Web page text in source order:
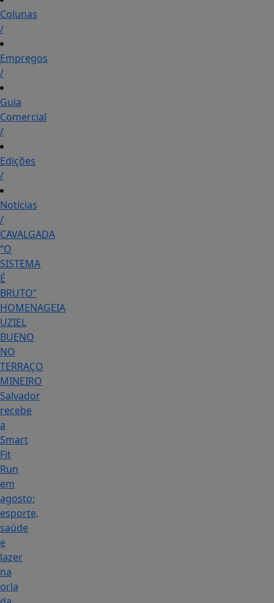
Colunas
/
Empregos
/
Guia
Comercial
/
Edições
/
Notícias
/
CAVALGADA
“O
SISTEMA
É
BRUTO”
HOMENAGEIA
UZIEL
BUENO
NO
TERRAÇO
MINEIRO
Salvador
recebe
a
Smart
Fit
Run
em
agosto:
esporte,
saúde
e
lazer
na
orla